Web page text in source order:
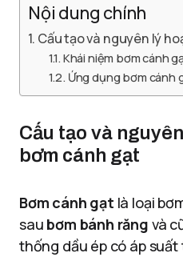
Nội dung chính
Cấu tạo và nguyên lý
Khái niệm bơm cánh
Ứng dụng bơm cánh
Cấu tạo và
bơm cánh gạt
Bơm cánh gạt là loại
sau bơm bánh răng và
thống dầu ép có áp